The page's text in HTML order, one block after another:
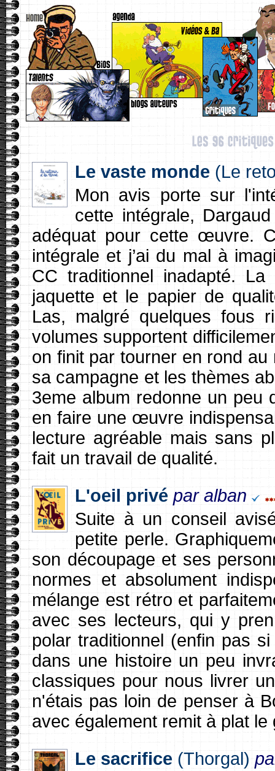
Le vaste monde (Le
Mon avis porte sur
cette intégrale,
adéquat pour cette œuvre.
intégrale et j’ai du mal à
CC traditionnel inadapté.
jaquette et le papier de
Las, malgré quelques fous
volumes supportent
on finit par tourner en rond au
sa campagne et les thèmes
3eme album redonne un peu
en faire une œuvre
lecture agréable mais sans
fait un travail de qualité.
L'oeil privé par alban
Suite à un conseil
petite perle.
son découpage et ses
normes et absolument
mélange est rétro et
avec ses lecteurs, qui y
polar traditionnel (enfin pas
dans une histoire un peu
classiques pour nous livrer
n'étais pas loin de penser à
avec également remit à plat
Le sacrifice (Thorgal)